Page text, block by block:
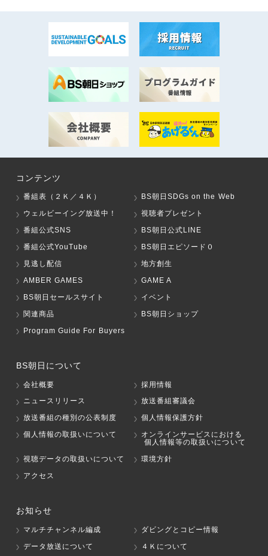
コンテンツ
番組表（２Ｋ／４Ｋ）
BS朝日SDGs on the Web
ウェルビーイング放送中！
視聴者プレゼント
番組公式SNS
BS朝日公式LINE
番組公式YouTube
BS朝日エピソード０
見逃し配信
地方創生
AMBER GAMES
GAME A
BS朝日セールスサイト
イベント
関連商品
BS朝日ショップ
Program Guide For Buyers
BS朝日について
会社概要
採用情報
ニュースリリース
放送番組審議会
放送番組の種別の公表制度
個人情報保護方針
個人情報の取扱いについて
オンラインサービスにおける
個人情報等の取扱いについて
視聴データの取扱いについて
環境方針
アクセス
お知らせ
マルチチャンネル編成
ダビングとコピー情報
データ放送について
４Ｋについて